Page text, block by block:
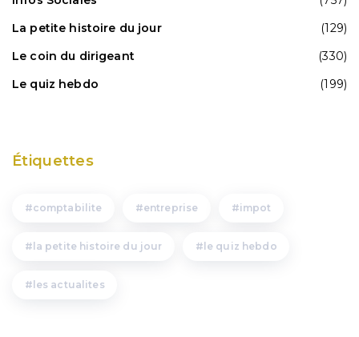
La petite histoire du jour
(129)
Le coin du dirigeant
(330)
Le quiz hebdo
(199)
Étiquettes
comptabilite entreprise impot
la petite histoire du jour le quiz hebdo
les actualites